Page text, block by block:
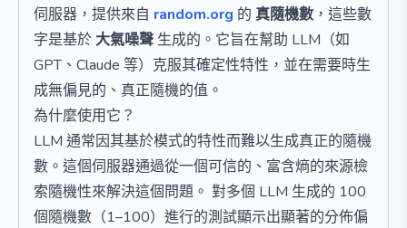
伺服器，提供來自 random.org 的 真隨機數，這些數
字是基於大氣噪聲生成的。它旨在幫助 LLM（如
GPT、Claude 等）克服其確定性特性，並在需要時生
成無偏見的、真正隨機的值。
為什麼使用它？
LLM 通常因其基於模式的特性而難以生成真正的隨機
數。這個伺服器通過從一個可信的、富含熵的來源檢
索隨機性來解決這個問題。 對多個 LLM 生成的 100
個隨機數（1–100）進行的測試顯示出顯著的分佈偏